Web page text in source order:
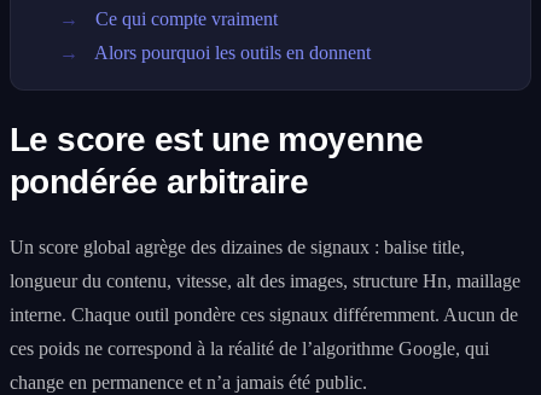
Ce qui compte vraiment
Alors pourquoi les outils en donnent
Le score est une moyenne
pondérée arbitraire
Un score global agrège des dizaines de signaux : balise title,
longueur du contenu, vitesse, alt des images, structure Hn, maillage
interne. Chaque outil pondère ces signaux différemment. Aucun de
ces poids ne correspond à la réalité de l’algorithme Google, qui
change en permanence et n’a jamais été public.